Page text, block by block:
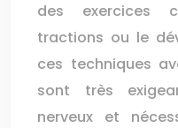
des exercices
tractions ou le
ces techniques
sont très
nerveux et